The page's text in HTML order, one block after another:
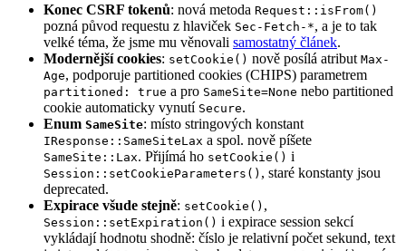
Konec CSRF tokenů: nová metoda Request::isFrom()
pozná původ requestu z hlaviček Sec-Fetch-*, a je to tak
velké téma, že jsme mu věnovali samostatný článek.
Modernější cookies: setCookie() nově posílá atribut Max-
Age, podporuje partitioned cookies (CHIPS) parametrem
partitioned: true a pro SameSite=None nebo partitioned
cookie automaticky vynutí Secure.
Enum SameSite: místo stringových konstant
IResponse::SameSiteLax a spol. nově píšete
SameSite::Lax. Přijímá ho setCookie() i
Session::setCookieParameters() , staré konstanty jsou
deprecated.
Expirace všude stejně: setCookie() ,
Session::setExpiration() i expirace session sekcí
vykládají hodnotu shodně: číslo je relativní počet sekund, text